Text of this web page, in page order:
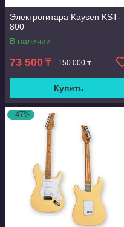
Электрогитара Kaysen KST-
800
В наличии
73 500 ₸ 150 000 ₸
Купить
–47%